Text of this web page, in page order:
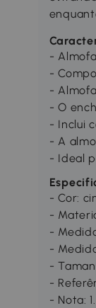
-
-
-
- O
- Inclui
- A
- Ideal
- Cor:
-
-
-
-
-
- Nota: